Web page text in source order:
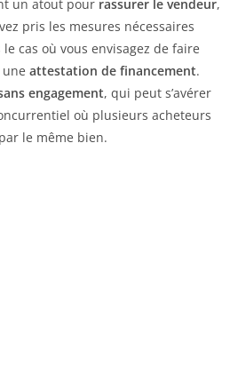
un atout pour rassurer le vendeur,
pris les mesures nécessaires
cas où vous envisagez de faire
attestation de financement.
engagement, qui peut s’avérer
où plusieurs acheteurs
le même bien.